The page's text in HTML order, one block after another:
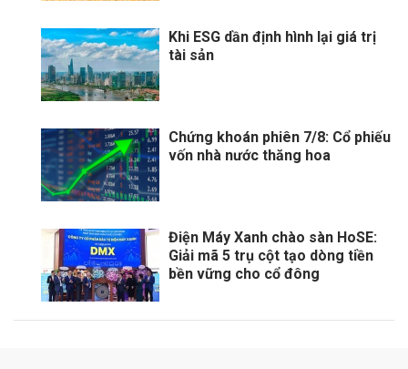
Khi ESG dần định hình lại giá trị
tài sản
Chứng khoán phiên 7/8: Cổ phiếu
vốn nhà nước thăng hoa
Điện Máy Xanh chào sàn HoSE:
Giải mã 5 trụ cột tạo dòng tiền
bền vững cho cổ đông